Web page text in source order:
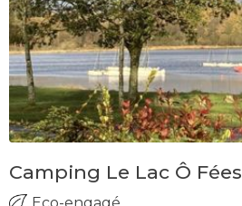
Camping Le Lac Ô Fées
Eco-engagé